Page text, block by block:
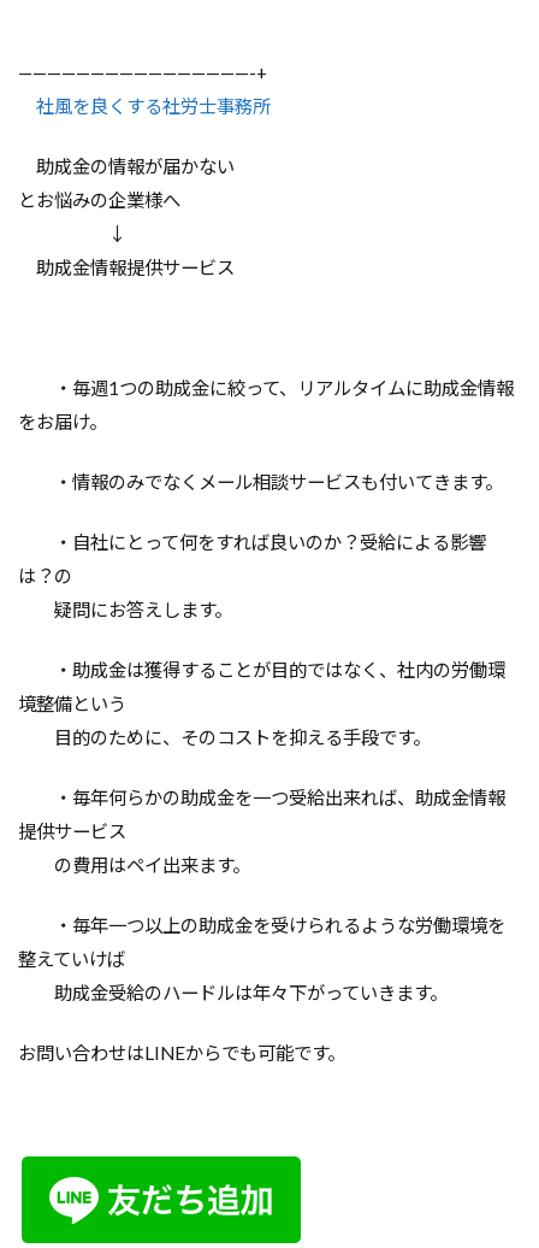
————————————————-+
社風を良くする社労士事務所
助成金の情報が届かない
とお悩みの企業様へ
↓
助成金情報提供サービス
・毎週1つの助成金に絞って、リアルタイムに助成金情報
をお届け。
・情報のみでなくメール相談サービスも付いてきます。
・自社にとって何をすれば良いのか？受給による影響
は？の
疑問にお答えします。
・助成金は獲得することが目的ではなく、社内の労働環
境整備という
目的のために、そのコストを抑える手段です。
・毎年何らかの助成金を一つ受給出来れば、助成金情報
提供サービス
の費用はペイ出来ます。
・毎年一つ以上の助成金を受けられるような労働環境を
整えていけば
助成金受給のハードルは年々下がっていきます。
お問い合わせはLINEからでも可能です。